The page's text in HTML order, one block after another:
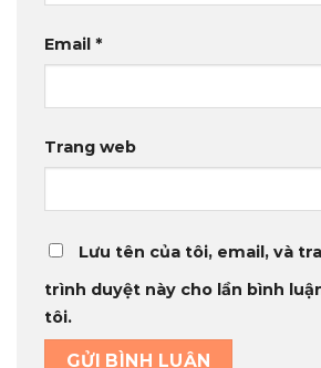
Email *
Trang web
Lưu tên của tôi, email, và
trình duyệt này cho lần bình
tôi.